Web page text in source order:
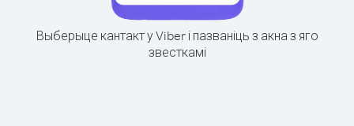
Выберыце кантакт у Viber і пазваніць з акна з яго
звесткамі